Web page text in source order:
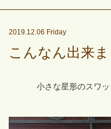
2019.12.06 Friday
こんなん出来
小さな星形のスワ